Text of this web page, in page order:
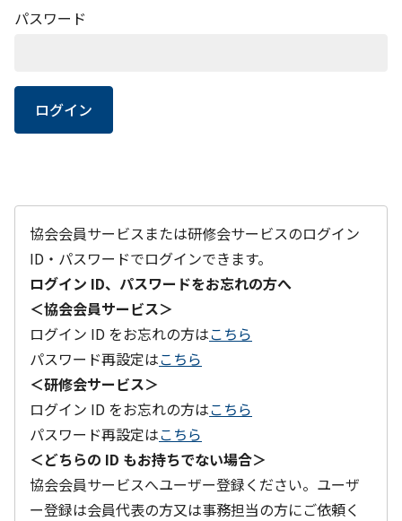
パスワード
ログイン
協会会員サービスまたは研修会サービスのログイン
ID・パスワードでログインできます。
ログイン ID、パスワードをお忘れの方へ
＜協会会員サービス＞
ログイン ID をお忘れの方はこちら
パスワード再設定はこちら
＜研修会サービス＞
ログイン ID をお忘れの方はこちら
パスワード再設定はこちら
＜どちらの ID もお持ちでない場合＞
協会会員サービスへユーザー登録ください。ユーザ
ー登録は会員代表の方又は事務担当の方にご依頼く